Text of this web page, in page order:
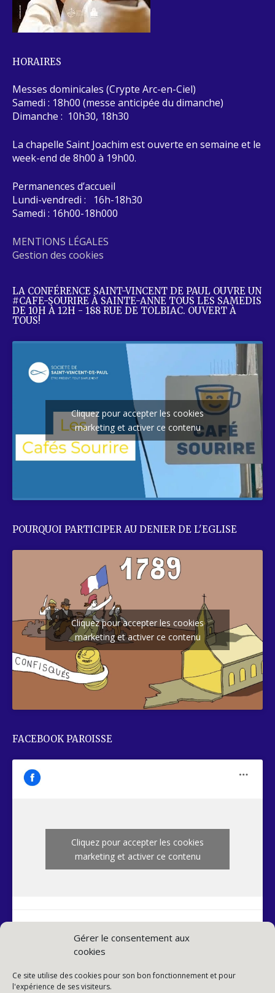
Gérer le consentement aux
cookies
Ce site utilise des cookies pour son bon fonctionnement et pour
l'expérience de ses visiteurs.
HORAIRES
Messes dominicales (Crypte Arc-en-Ciel)
Samedi : 18h00 (messe anticipée du dimanche)
Dimanche : 10h30, 18h30
La chapelle Saint Joachim est ouverte en semaine et le
week-end de 8h00 à 19h00.
Permanences d’accueil
Lundi-vendredi : 16h-18h30
Samedi : 16h00-18h000
MENTIONS LÉGALES
Gestion des cookies
LA CONFÉRENCE SAINT-VINCENT DE PAUL OUVRE UN
#CAFE-SOURIRE À SAINTE-ANNE TOUS LES SAMEDIS
DE 10H À 12H - 188 RUE DE TOLBIAC. OUVERT À
TOUS!
Cliquez pour accepter les cookies
marketing et activer ce contenu
POURQUOI PARTICIPER AU DENIER DE L'EGLISE
Cliquez pour accepter les cookies
marketing et activer ce contenu
FACEBOOK PAROISSE
Cliquez pour accepter les cookies
marketing et activer ce contenu